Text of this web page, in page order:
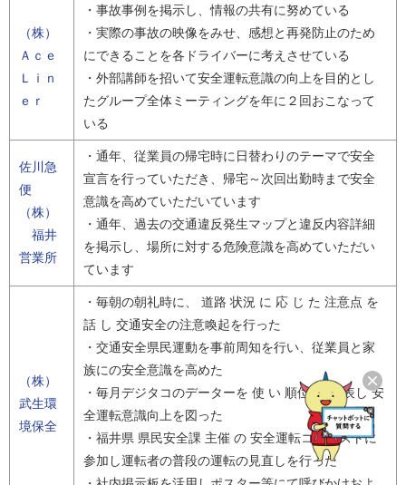
（株）
Ａｃｅ
Ｌｉｎ
ｅｒ
・事故事例を掲示し、情報の共有に努めている
・実際の事故の映像をみせ、感想と再発防止のため
にできることを各ドライバーに考えさせている
・外部講師を招いて安全運転意識の向上を目的とし
たグループ全体ミーティングを年に２回おこなって
いる
佐川急
便
（株）
福井
営業所
・通年、従業員の帰宅時に日替わりのテーマで安全
宣言を行っていただき、帰宅～次回出勤時まで安全
意識を高めていただいています
・通年、過去の交通違反発生マップと違反内容詳細
を掲示し、場所に対する危険意識を高めていただい
ています
（株）
武生環
境保全
・毎朝の朝礼時に、 道路 状況 に 応 じ た 注意点 を
話 し 交通安全の注意喚起を行った
・交通安全県民運動を事前周知を行い、従業員と家
族にの安全意識を高めた
・毎月デジタコのデーターを 使 い 順位 を 公表し 安
全運転意識向上を図った
・福井県 県民安全課 主催 の 安全運転コンテストに
参加し運転者の普段の運転の見直しを行った